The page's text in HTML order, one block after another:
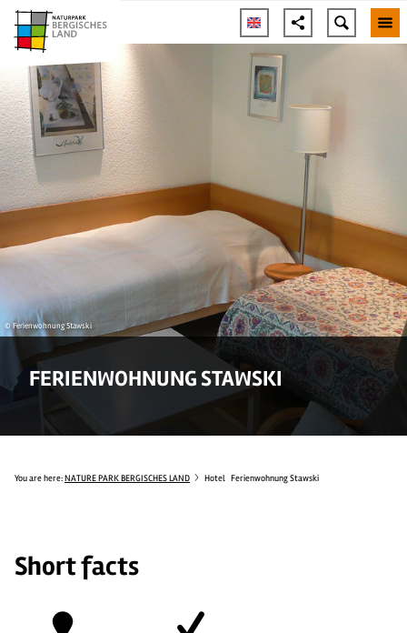
© Ferienwohnung Stawski
FERIENWOHNUNG STAWSKI
You are here:NATURE PARK BERGISCHES LAND Hotel Ferienwohnung Stawski
Short facts